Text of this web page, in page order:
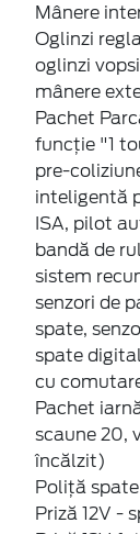
Mânere
Oglinzi
oglinzi
mânere
Pachet
funcție "1
pre-
inteligentă
ISA, pilot
bandă de
sistem
senzori de
spate,
spate
cu
Pachet
scaune 20,
încălzit)
Poliță
Priză 12V -